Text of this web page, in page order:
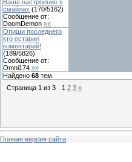
Ваше настроение в
смайлах (170/5162)
Сообщение от:
DoomDemon »»
Опиши последнего
кто оставил
коментарий!
(189/5826)
Сообщение от:
Omni174 »»
Найдено 68 тем.
Страница 1 из 3 1 2 3 »
Полная версия сайта